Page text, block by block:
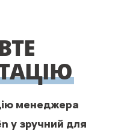
менеджера
у зручний для